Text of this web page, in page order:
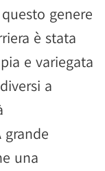
genere
è stata
e variegata
a
grande
una